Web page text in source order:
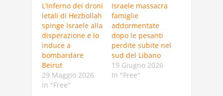
L’inferno dei droni
letali di Hezbollah
spinge Israele alla
disperazione e lo
induce a
bombardare
Beirut
29 Maggio 2026
In "Free"
Israele massacra
famiglie
addormentate
dopo le pesanti
perdite subite nel
sud del Libano
19 Giugno 2026
In "Free"